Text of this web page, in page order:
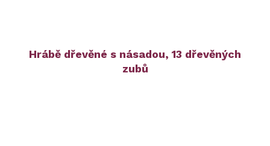
Hrábě dřevěné s násadou, 13 dřevěných
zubů